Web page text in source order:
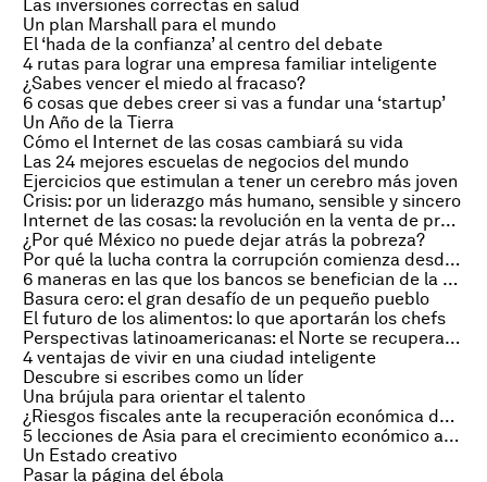
Las inversiones correctas en salud
Un plan Marshall para el mundo
El ‘hada de la confianza’ al centro del debate
4 rutas para lograr una empresa familiar inteligente
¿Sabes vencer el miedo al fracaso?
6 cosas que debes creer si vas a fundar una ‘startup’
Un Año de la Tierra
Cómo el Internet de las cosas cambiará su vida
Las 24 mejores escuelas de negocios del mundo
Ejercicios que estimulan a tener un cerebro más joven
Crisis: por un liderazgo más humano, sensible y sincero
Internet de las cosas: la revolución en la venta de productos
¿Por qué México no puede dejar atrás la pobreza?
Por qué la lucha contra la corrupción comienza desde arriba
6 maneras en las que los bancos se benefician de la era digital
Basura cero: el gran desafío de un pequeño pueblo
El futuro de los alimentos: lo que aportarán los chefs
Perspectivas latinoamericanas: el Norte se recupera, el Sur aún espera
4 ventajas de vivir en una ciudad inteligente
Descubre si escribes como un líder
Una brújula para orientar el talento
¿Riesgos fiscales ante la recuperación económica desigual?
5 lecciones de Asia para el crecimiento económico acelerado
Un Estado creativo
Pasar la página del ébola